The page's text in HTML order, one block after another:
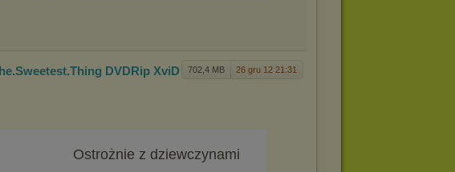
702,4 MB 26 gru 12 21:31
DVDRip XviD
Ostrożnie z dziewczynami